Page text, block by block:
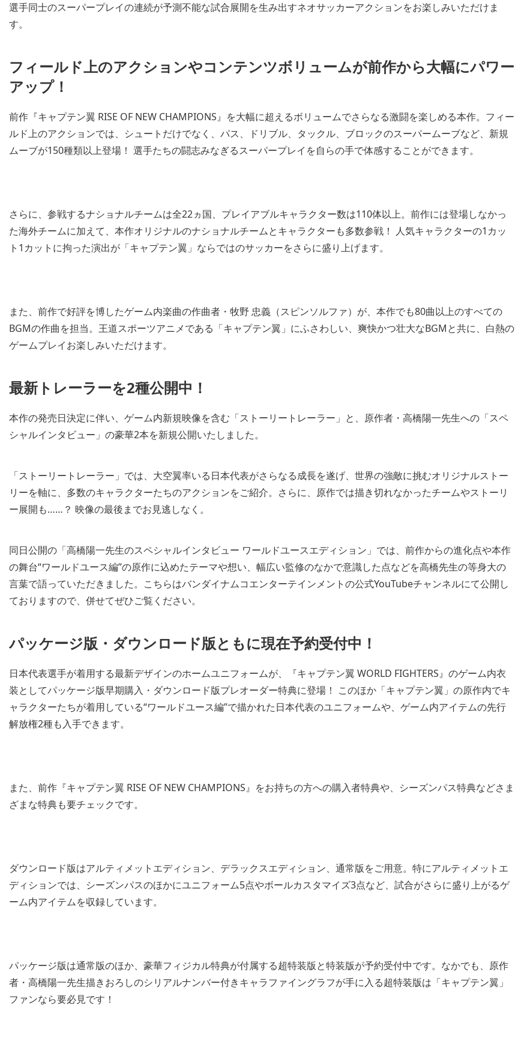
選手同士のスーパープレイの連続が予測不能な試合展開を生み出すネオサッカーアクションをお楽しみいただけま
す。
フィールド上のアクションやコンテンツボリュームが前作から大幅にパワー
アップ！
前作『キャプテン翼 RISE OF NEW CHAMPIONS』を大幅に超えるボリュームでさらなる激闘を楽しめる本作。フィー
ルド上のアクションでは、シュートだけでなく、パス、ドリブル、タックル、ブロックのスーパームーブなど、新規
ムーブが150種類以上登場！ 選手たちの闘志みなぎるスーパープレイを自らの手で体感することができます。
さらに、参戦するナショナルチームは全22ヵ国、プレイアブルキャラクター数は110体以上。前作には登場しなかっ
た海外チームに加えて、本作オリジナルのナショナルチームとキャラクターも多数参戦！ 人気キャラクターの1カッ
ト1カットに拘った演出が「キャプテン翼」ならではのサッカーをさらに盛り上げます。
また、前作で好評を博したゲーム内楽曲の作曲者・牧野 忠義（スピンソルファ）が、本作でも80曲以上のすべての
BGMの作曲を担当。王道スポーツアニメである「キャプテン翼」にふさわしい、爽快かつ壮大なBGMと共に、白熱の
ゲームプレイお楽しみいただけます。
最新トレーラーを2種公開中！
本作の発売日決定に伴い、ゲーム内新規映像を含む「ストーリートレーラー」と、原作者・高橋陽一先生への「スペ
シャルインタビュー」の豪華2本を新規公開いたしました。
「ストーリートレーラー」では、大空翼率いる日本代表がさらなる成長を遂げ、世界の強敵に挑むオリジナルストー
リーを軸に、多数のキャラクターたちのアクションをご紹介。さらに、原作では描き切れなかったチームやストーリ
ー展開も……？ 映像の最後までお見逃しなく。
同日公開の「高橋陽一先生のスペシャルインタビュー ワールドユースエディション」では、前作からの進化点や本作
の舞台“ワールドユース編”の原作に込めたテーマや想い、幅広い監修のなかで意識した点などを高橋先生の等身大の
言葉で語っていただきました。こちらはバンダイナムコエンターテインメントの公式YouTubeチャンネルにて公開し
ておりますので、併せてぜひご覧ください。
パッケージ版・ダウンロード版ともに現在予約受付中！
日本代表選手が着用する最新デザインのホームユニフォームが、『キャプテン翼 WORLD FIGHTERS』のゲーム内衣
装としてパッケージ版早期購入・ダウンロード版プレオーダー特典に登場！ このほか「キャプテン翼」の原作内でキ
ャラクターたちが着用している“ワールドユース編”で描かれた日本代表のユニフォームや、ゲーム内アイテムの先行
解放権2種も入手できます。
また、前作『キャプテン翼 RISE OF NEW CHAMPIONS』をお持ちの方への購入者特典や、シーズンパス特典などさま
ざまな特典も要チェックです。
ダウンロード版はアルティメットエディション、デラックスエディション、通常版をご用意。特にアルティメットエ
ディションでは、シーズンパスのほかにユニフォーム5点やボールカスタマイズ3点など、試合がさらに盛り上がるゲ
ーム内アイテムを収録しています。
パッケージ版は通常版のほか、豪華フィジカル特典が付属する超特装版と特装版が予約受付中です。なかでも、原作
者・高橋陽一先生描きおろしのシリアルナンバー付きキャラファイングラフが手に入る超特装版は「キャプテン翼」
ファンなら要必見です！